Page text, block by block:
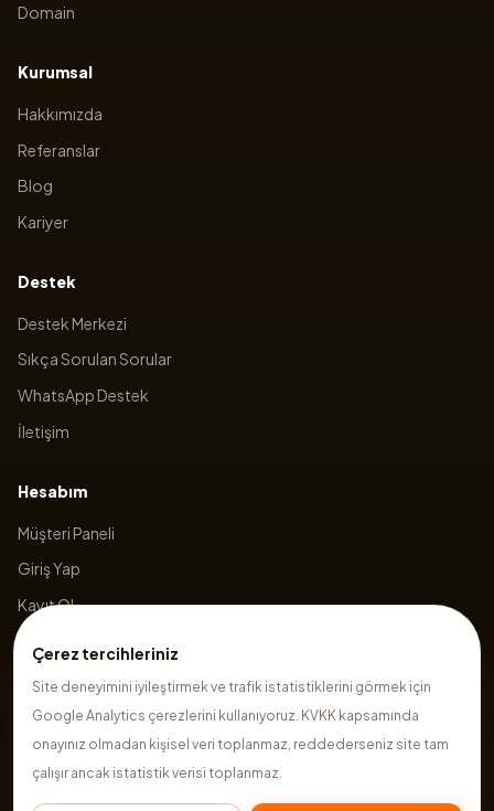
Çerez tercihleriniz
Site deneyimini iyileştirmek ve trafik istatistiklerini görmek için
Google Analytics çerezlerini kullanıyoruz. KVKK kapsamında
onayınız olmadan kişisel veri toplanmaz, reddederseniz site tam
çalışır ancak istatistik verisi toplanmaz.
Domain
Kurumsal
Hakkımızda
Referanslar
Blog
Kariyer
Destek
Destek Merkezi
Sıkça Sorulan Sorular
WhatsApp Destek
İletişim
Hesabım
Müşteri Paneli
Giriş Yap
Kayıt Ol
2026 Hazırsite. Tüm hakları saklıdır.